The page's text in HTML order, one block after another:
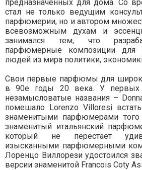
предназначенных для дома. Со
стал не только ведущим
парфюмерии, но и автором
всевозможным духам и
занимался тем, что
парфюмерные композиции для
людей из мира политики,
Свои первые парфюмы для
в 90е годы 20 века. У первых
незамысловатые названия –
помешало Lorenzo Villoresi
знаменитыми парфюмерами
знаменитый итальянский
который не перестает
изысканными парфюмерными
Лоренцо Виллорези удостоился
версии знаменитой Francois Coty